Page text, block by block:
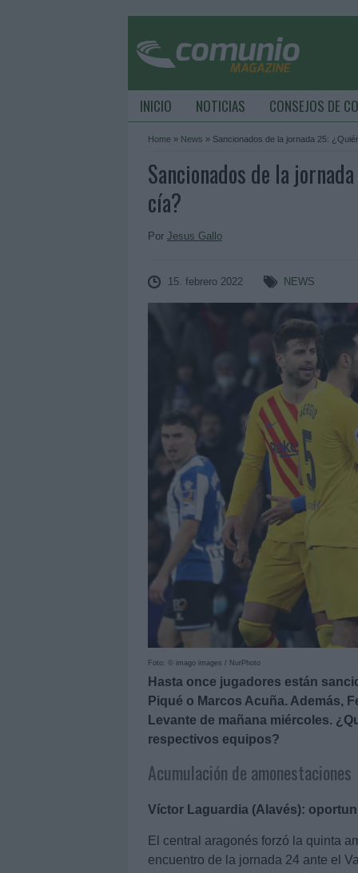
INICIO NOTICIAS CONSEJOS DE
Home » News » Sancionados de la jornada 25:
Sancionados de la
cía?
Por Jesus Gallo
15. febrero 2022 NEWS
Foto: © imago images / NurPhoto
Hasta once jugadores están
Piqué o Marcos Acuña. Además,
Levante de mañana miércoles.
respectivos equipos?
Acumulación de amonestaciones
Víctor Laguardia (Alavés):
El central aragonés forzó la quinta
encuentro de la jornada 24 ante el